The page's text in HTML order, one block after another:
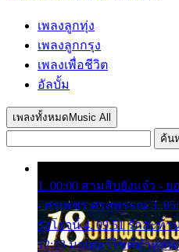
เพลงลูกทุ่ง
เพลงลูกกรุง
เพลงเพื่อชีวิต
อัลบั้ม
เพลงทั้งหมด Music All
ค้น
1. 00:00 สามสิบยังแจ๋ว -
- ศรเพชร ศรสุพรรณ 3.
รุ่งโรจน์ 4. 09:51 รักสะท้
12:23 มอเตอร์ไซค์ทำหล่